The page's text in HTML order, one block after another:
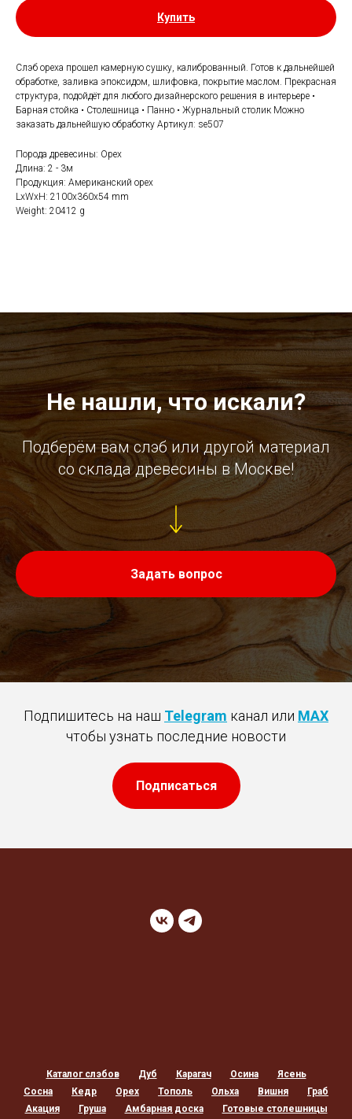
Купить
Слэб ореха прошел камерную сушку, калиброванный. Готов к дальнейшей
обработке, заливка эпоксидом, шлифовка, покрытие маслом. Прекрасная
структура, подойдёт для любого дизайнерского решения в интерьере •
Барная стойка • Столешница • Панно • Журнальный столик Можно
заказать дальнейшую обработку Артикул: se507
Порода древесины: Орех
Длина: 2 - 3м
Продукция: Американский орех
LxWxH: 2100x360x54 mm
Weight: 20412 g
Не нашли, что искали?
Подберём вам слэб или другой материал
со склада древесины в Москве!
Задать вопрос
Подпишитесь на наш Telegram канал или MAX
чтобы узнать последние новости
Подписаться
Каталог слэбов Дуб Карагач Осина
Ясень
Сосна
Кедр Орех Тополь Ольха Вишня
Граб
Акация
Груша Амбарная доска Готовые столешницы